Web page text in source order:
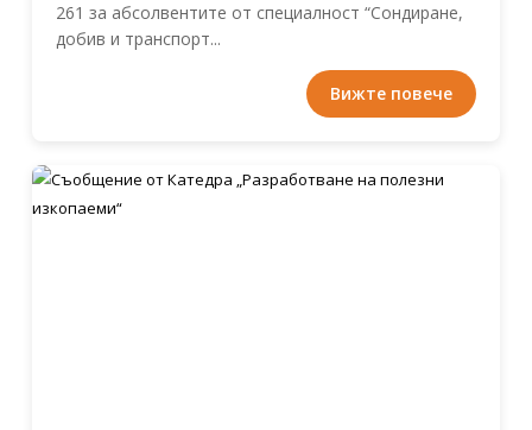
261 за абсолвентите от специалност “Сондиране,
добив и транспорт...
Вижте повече